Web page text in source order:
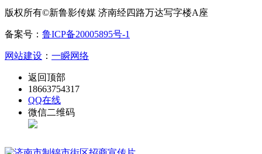
版权所有©新鲁影传媒 济南经四路万达写字楼A座
备案号： 鲁ICP备20005895号-1
网站建设 ： 一瞬网络
返回顶部
18663754317
QQ在线
微信二维码